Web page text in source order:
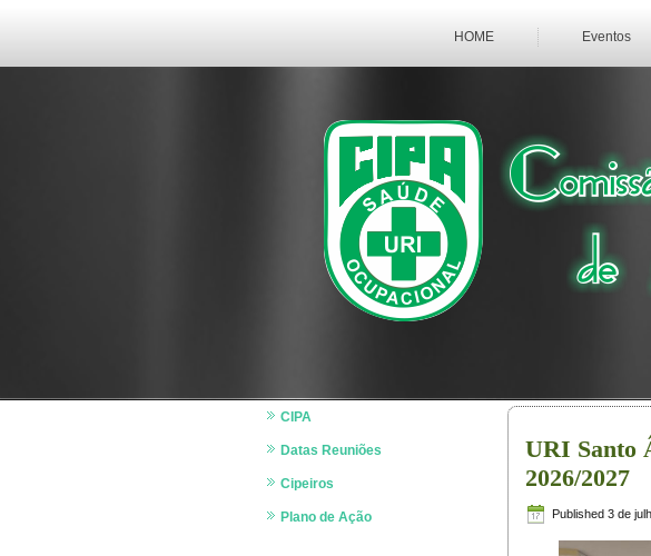
HOME Eventos
CIPA
Datas Reuniões
Cipeiros
Plano de Ação
URI Santo
2026/2027
Published 3 de